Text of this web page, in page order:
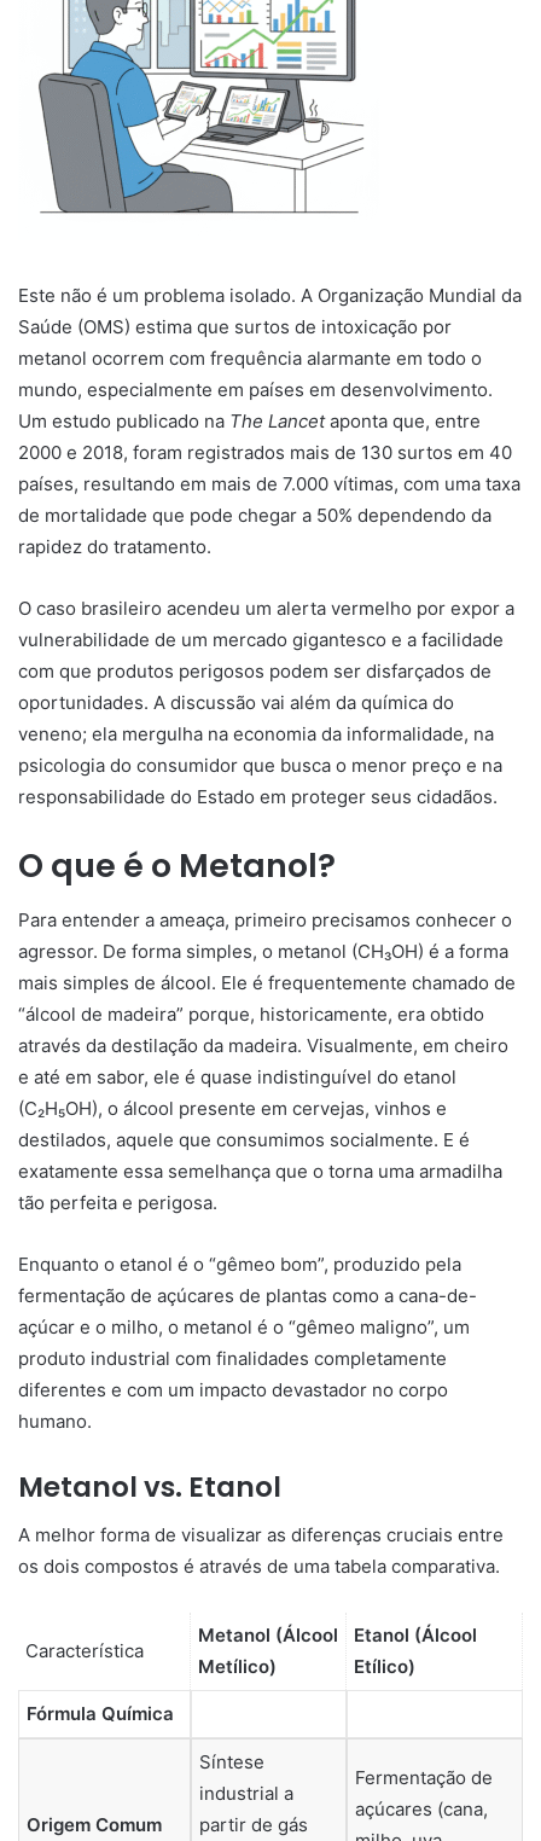
Este não é um problema isolado. A Organização Mundial da
Saúde (OMS) estima que surtos de intoxicação por
metanol ocorrem com frequência alarmante em todo o
mundo, especialmente em países em desenvolvimento.
Um estudo publicado na The Lancetaponta que, entre
2000 e 2018, foram registrados mais de 130 surtos em 40
países, resultando em mais de 7.000 vítimas, com uma taxa
de mortalidade que pode chegar a 50% dependendo da
rapidez do tratamento.
O caso brasileiro acendeu um alerta vermelho por expor a
vulnerabilidade de um mercado gigantesco e a facilidade
com que produtos perigosos podem ser disfarçados de
oportunidades. A discussão vai além da química do
veneno; ela mergulha na economia da informalidade, na
psicologia do consumidor que busca o menor preço e na
responsabilidade do Estado em proteger seus cidadãos.
O que é o Metanol?
Para entender a ameaça, primeiro precisamos conhecer o
agressor. De forma simples, o metanol (CH₃OH) é a forma
mais simples de álcool. Ele é frequentemente chamado de
“álcool de madeira” porque, historicamente, era obtido
através da destilação da madeira. Visualmente, em cheiro
e até em sabor, ele é quase indistinguível do etanol
(C₂H₅OH), o álcool presente em cervejas, vinhos e
destilados, aquele que consumimos socialmente. E é
exatamente essa semelhança que o torna uma armadilha
tão perfeita e perigosa.
Enquanto o etanol é o “gêmeo bom”, produzido pela
fermentação de açúcares de plantas como a cana-de-
açúcar e o milho, o metanol é o “gêmeo maligno”, um
produto industrial com finalidades completamente
diferentes e com um impacto devastador no corpo
humano.
Metanol vs. Etanol
A melhor forma de visualizar as diferenças cruciais entre
os dois compostos é através de uma tabela comparativa.
Característica
Metanol (Álcool
Metílico)
Etanol (Álcool
Etílico)
Fórmula Química
Origem Comum
Síntese
industrial a
partir de gás
Fermentação de
açúcares (cana,